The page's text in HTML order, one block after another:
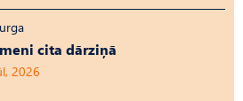
cita dārziņā
2026